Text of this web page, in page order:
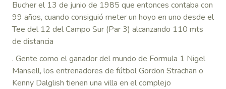
Bucher el 13 de junio de 1985 que entonces contaba con
99 años, cuando consiguió meter un hoyo en uno desde el
Tee del 12 del Campo Sur (Par 3) alcanzando 110 mts
de distancia
. Gente como el ganador del mundo de Formula 1 Nigel
Mansell, los entrenadores de fútbol Gordon Strachan o
Kenny Dalglish tienen una villa en el complejo